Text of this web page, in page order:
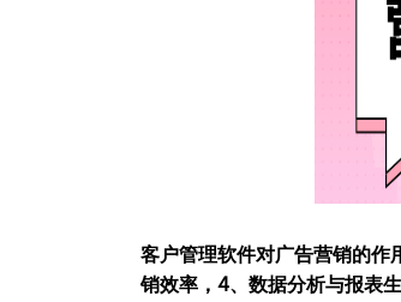
客户管理软件对广告营销的作
销效率，4、数据分析与报表